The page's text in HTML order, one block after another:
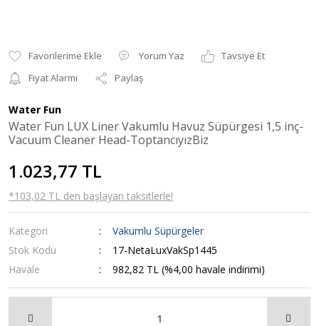
Yorum Yaz
Tavsiye Et
Fiyat Alarmı
Paylaş
Water Fun
Water Fun LUX Liner Vakumlu Havuz Süpürgesi 1,5 inç-
Vacuum Cleaner Head-ToptancıyızBiz
1.023,77 TL
*103,02 TL den başlayan taksitlerle!
Kategori
Vakumlu Süpürgeler
Stok Kodu
17-NetaLuxVakSp1445
Havale
982,82 TL (%4,00 havale indirimi)